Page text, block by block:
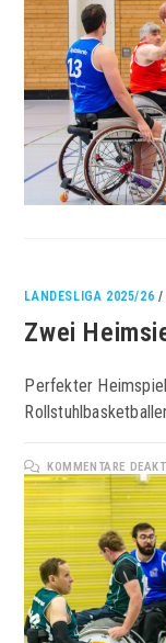
LANDESLIGA 2025/26 /
Zwei
Perfekter
KOMMENTARE